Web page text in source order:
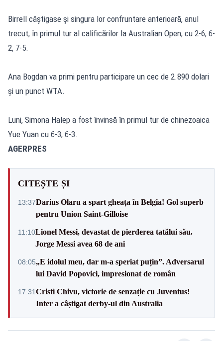
Birrell câştigase şi singura lor confruntare anterioară, anul
trecut, în primul tur al calificărilor la Australian Open, cu 2-6, 6-
2, 7-5.
Ana Bogdan va primi pentru participare un cec de 2.890 dolari
şi un punct WTA.
Luni, Simona Halep a fost învinsă în primul tur de chinezoaica
Yue Yuan cu 6-3, 6-3.
AGERPRES
CITEȘTE ȘI
13:37Darius Olaru a spart gheața în Belgia! Gol superb
pentru Union Saint-Gilloise
11:10Lionel Messi, devastat de pierderea tatălui său.
Jorge Messi avea 68 de ani
08:05„E idolul meu, dar m-a speriat puțin”. Adversarul
lui David Popovici, impresionat de român
17:31Cristi Chivu, victorie de senzație cu Juventus!
Inter a câștigat derby-ul din Australia